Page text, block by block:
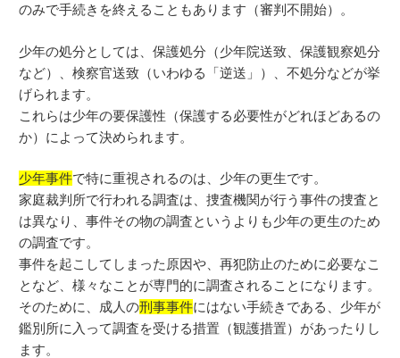
のみで手続きを終えることもあります（審判不開始）。
少年の処分としては、保護処分（少年院送致、保護観察処分
など）、検察官送致（いわゆる「逆送」）、不処分などが挙
げられます。
これらは少年の要保護性（保護する必要性がどれほどあるの
か）によって決められます。
少年事件で特に重視されるのは、少年の更生です。
家庭裁判所で行われる調査は、捜査機関が行う事件の捜査と
は異なり、事件その物の調査というよりも少年の更生のため
の調査です。
事件を起こしてしまった原因や、再犯防止のために必要なこ
となど、様々なことが専門的に調査されることになります。
そのために、成人の刑事事件にはない手続きである、少年が
鑑別所に入って調査を受ける措置（観護措置）があったりし
ます。